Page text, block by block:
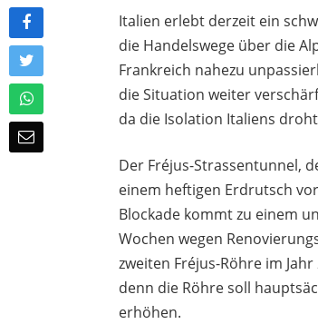
Italien erlebt derzeit ein
die Handelswege über die
Frankreich nahezu
die Situation weiter
da die Isolation Italiens
Der Fréjus-Strassentunnel,
einem heftigen Erdrutsch
Blockade kommt zu einem
Wochen wegen
zweiten Fréjus-Röhre im
denn die Röhre soll
erhöhen.